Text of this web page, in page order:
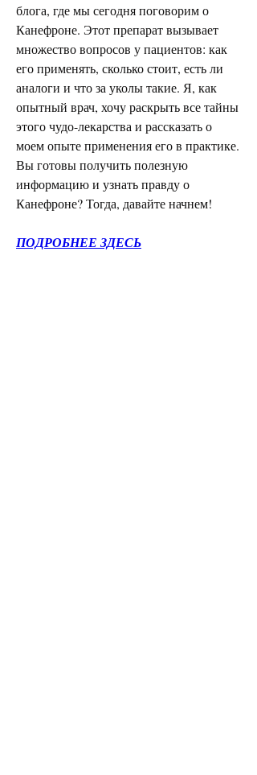
блога, где мы сегодня поговорим о
Канефроне. Этот препарат вызывает
множество вопросов у пациентов: как
его применять, сколько стоит, есть ли
аналоги и что за уколы такие. Я, как
опытный врач, хочу раскрыть все тайны
этого чудо-лекарства и рассказать о
моем опыте применения его в практике.
Вы готовы получить полезную
информацию и узнать правду о
Канефроне? Тогда, давайте начнем!
ПОДРОБНЕЕ ЗДЕСЬ